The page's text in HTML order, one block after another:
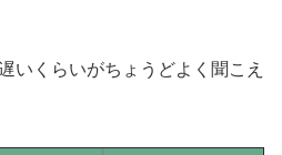
いくらいがちょうどよく聞こえ